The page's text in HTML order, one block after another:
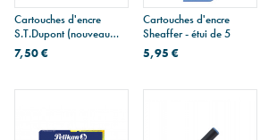
Cartouches d'encre
S.T.Dupont (nouveau
modèle) - étui de 6
7,50 €
Cartouches d'encre
Sheaffer - étui de 5
5,95 €